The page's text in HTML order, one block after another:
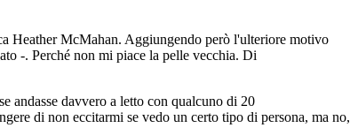
Heather McMahan. Aggiungendo però l'ulteriore motivo
-. Perché non mi piace la pelle vecchia. Di
andasse davvero a letto con qualcuno di 20
di non eccitarmi se vedo un certo tipo di persona, ma no,